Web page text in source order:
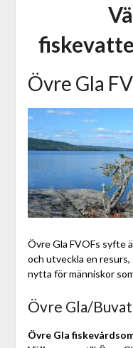
Övre Gla
Övre Gla FVOFs syfte
och utveckla en resurs,
nytta för människor
Övre Gla/
Övre Gla